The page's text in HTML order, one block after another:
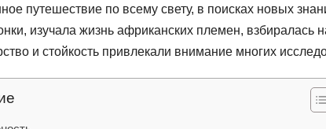
путешествие по всему свету, в поисках новых
изучала жизнь африканских племен,
и стойкость привлекали внимание многих